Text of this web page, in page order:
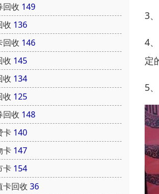
回收 149
收 136
回收 146
收 145
收 134
收 125
回收 148
卡 140
卡 147
卡 154
卡回收 36
3
4
定
5